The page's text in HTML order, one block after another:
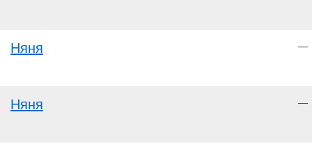
Няня —
Няня —